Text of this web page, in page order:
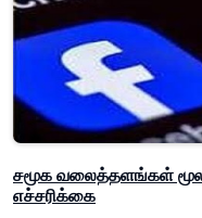
சமூக வலைத்தளங்கள்
எச்சரிக்கை